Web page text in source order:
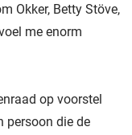
Okker, Betty Stöve,
me enorm
op voorstel
persoon die de